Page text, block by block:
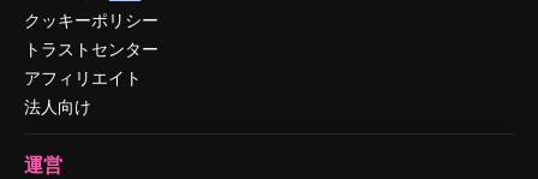
クッキーポリシー
トラストセンター
アフィリエイト
法人向け
運営